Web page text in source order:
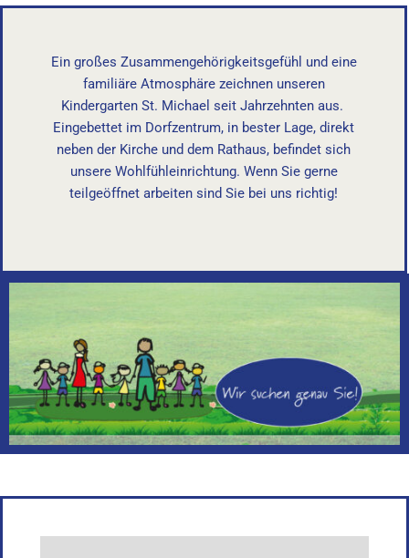
Ein großes Zusammengehörigkeitsgefühl und eine
familiäre Atmosphäre zeichnen unseren
Kindergarten St. Michael seit Jahrzehnten aus.
Eingebettet im Dorfzentrum, in bester Lage, direkt
neben der Kirche und dem Rathaus, befindet sich
unsere Wohlfühleinrichtung. Wenn Sie gerne
teilgeöffnet arbeiten sind Sie bei uns richtig!